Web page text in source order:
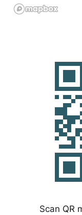
Scan QR